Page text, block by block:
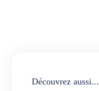
Découvrez aussi...